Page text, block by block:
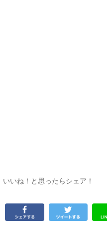
いいね！と思ったらシェア！